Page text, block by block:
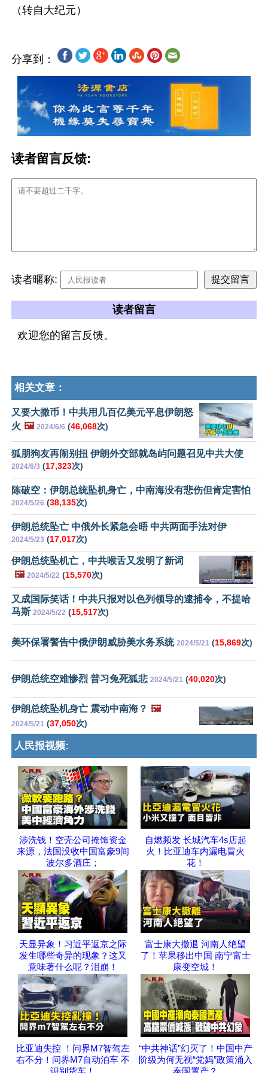
分享到：
读者留言反馈:
读者暱称:
读者留言
欢迎您的留言反馈。
相关文章：
又要大撒币！中共用几百亿美元平息伊朗怒
火 🖼️ 2024/6/6 (46,068次)
狐朋狗友再闹别扭 伊朗外交部就岛屿问题召见中共大使
2024/6/3 (17,323次)
陈破空：伊朗总统坠机身亡，中南海没有悲伤但肯定害怕
2024/5/26 (38,135次)
伊朗总统坠亡 中俄外长紧急会晤 中共两面手法对伊
2024/5/23 (17,017次)
伊朗总统坠机亡，中共喉舌又发明了新词
🖼️ 2024/5/22 (15,570次)
又成国际笑话！中共只报对以色列领导的逮捕令，不提哈
马斯 2024/5/22 (15,517次)
美环保署警告中俄伊朗威胁美水务系统 2024/5/21 (15,869次)
伊朗总统空难惨烈 普习兔死狐悲 2024/5/21 (40,020次)
伊朗总统坠机身亡 震动中南海？ 🖼️
2024/5/21 (37,050次)
人民报视频:
涉洗钱！空壳公司掩饰资金
来源，法国没收中国富豪9间
波尔多酒庄；
自燃频发 长城汽车4s店起
火！比亚迪车内漏电冒火
花！
天显异象！习近平返京之际
发生哪些奇异的现象？这又
意味著什么呢？泪崩！
富士康大撤退 河南人绝望
了！苹果移出中国 南宁富士
康变空城！
比亚迪失控 ！问界M7智驾左
右不分！问界M7自动泊车 不
识别货车！
“中共神话”幻灭了！中国中产
阶级为何无视“党妈”政策涌入
泰国置产？